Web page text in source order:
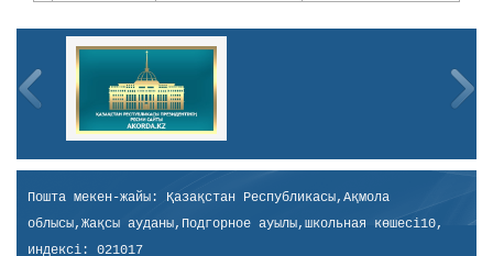
Пошта мекен-жайы: Қазақстан Республикасы,Ақмола
облысы,Жақсы ауданы,Подгорное ауылы,школьная көшесі10,
индексі: 021017